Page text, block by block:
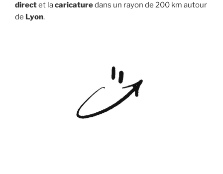
directet lacaricaturedans un rayon de 200 km autour
de Lyon.